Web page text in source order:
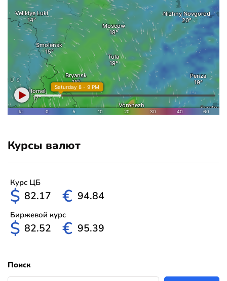
Курсы валют
Курс ЦБ
$ 82.17 € 94.84
Биржевой курс
$ 82.52 € 95.39
Поиск